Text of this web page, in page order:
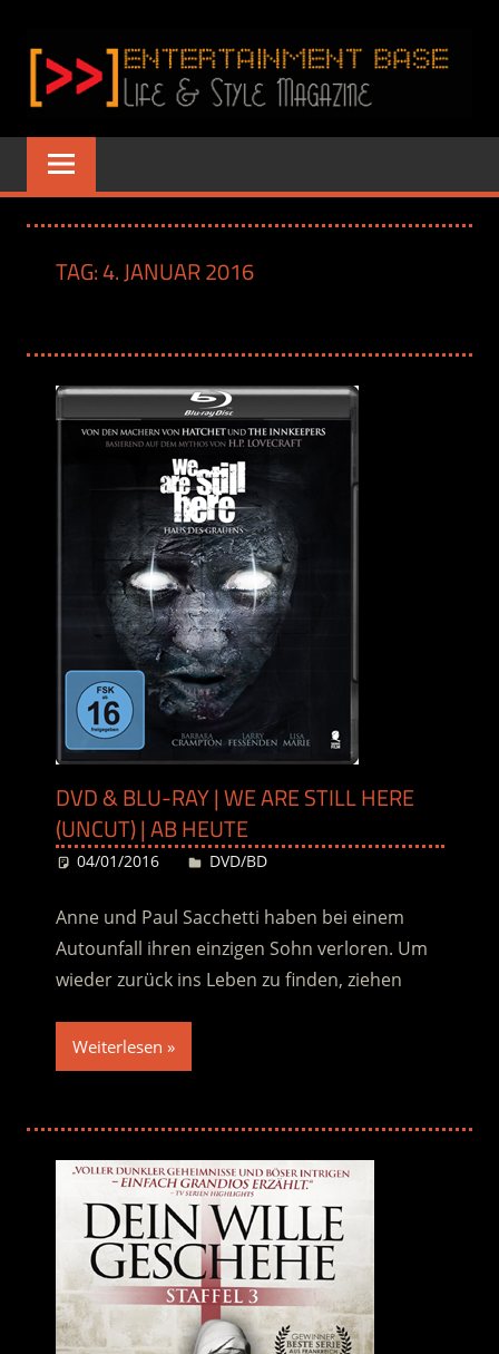
Inhalt
springen
BASE
–
LIFE
&
STYLE
MAGAZINE
www.entertainment-
Base.de
TAG:4. JANUAR 2016
DVD & BLU-RAY | WE ARE STILL HERE
(UNCUT) | AB HEUTE
04/01/2016 Desiree
DVD/BD
Anne und Paul Sacchetti haben bei einem
Autounfall ihren einzigen Sohn verloren. Um
wieder zurück ins Leben zu finden, ziehen
Weiterlesen